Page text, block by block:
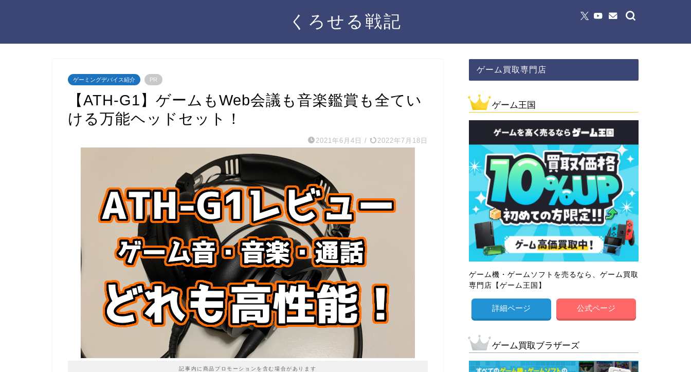
くろせる戦記
ゲーミングデバイス紹介 PR
【ATH-G1】ゲームもWeb会議も音楽鑑賞も全てい
ける万能ヘッドセット！
2021年6月4日 / 2022年7月18日
記事内に商品プロモーションを含む場合があります
ゲーム買取専門店
ゲーム王国
ゲーム機・ゲームソフトを売るなら、ゲーム買取
専門店【ゲーム王国】
詳細ページ 公式ページ
ゲーム買取ブラザーズ